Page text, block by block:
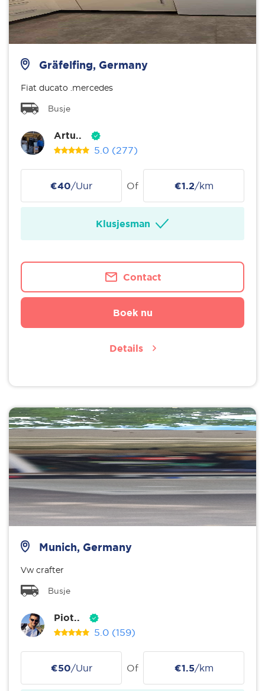
Gräfelfing, Germany
Fiat ducato .mercedes
Busje
Artu..
5.0 (277)
€40/Uur Of €1.2/km
Klusjesman
Contact
Boek nu
Details
Munich, Germany
Vw crafter
Busje
Piot..
5.0 (159)
€50/Uur Of €1.5/km